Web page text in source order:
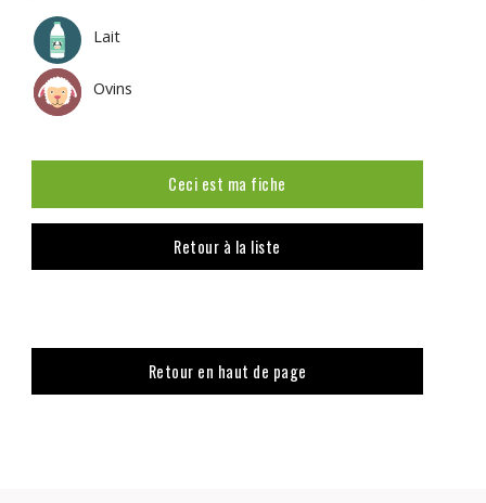
Lait
Ovins
Ceci est ma fiche
Retour à la liste
Retour en haut de page